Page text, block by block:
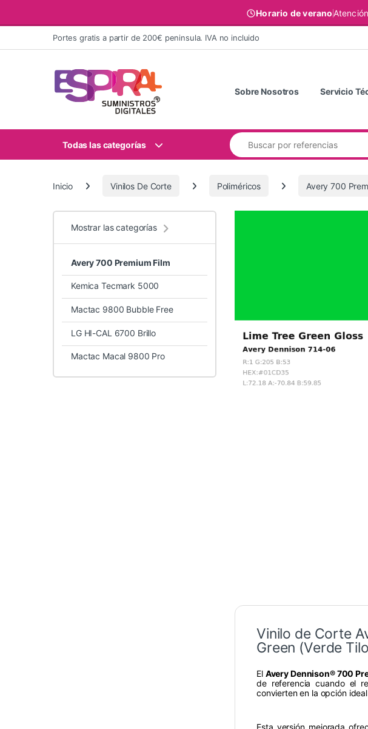
Horario de verano
Ir al contenidoPortes gratis a partir de 200€ peninsula. IVA no incluido
Sobre Nosotros Servicio
Todas las categorías
Buscar:
Inicio Vinilos De Corte Poliméricos Avery 700
Vinilo de Corte
Green (Verde
El Avery Dennison® 700
de referencia cuando el
convierten en la opción
Mostrar las categorías
Avery 700 Premium Film
Kemica Tecmark 5000
Mactac 9800 Bubble Free
LG HI-CAL 6700 Brillo
Mactac Macal 9800 Pro